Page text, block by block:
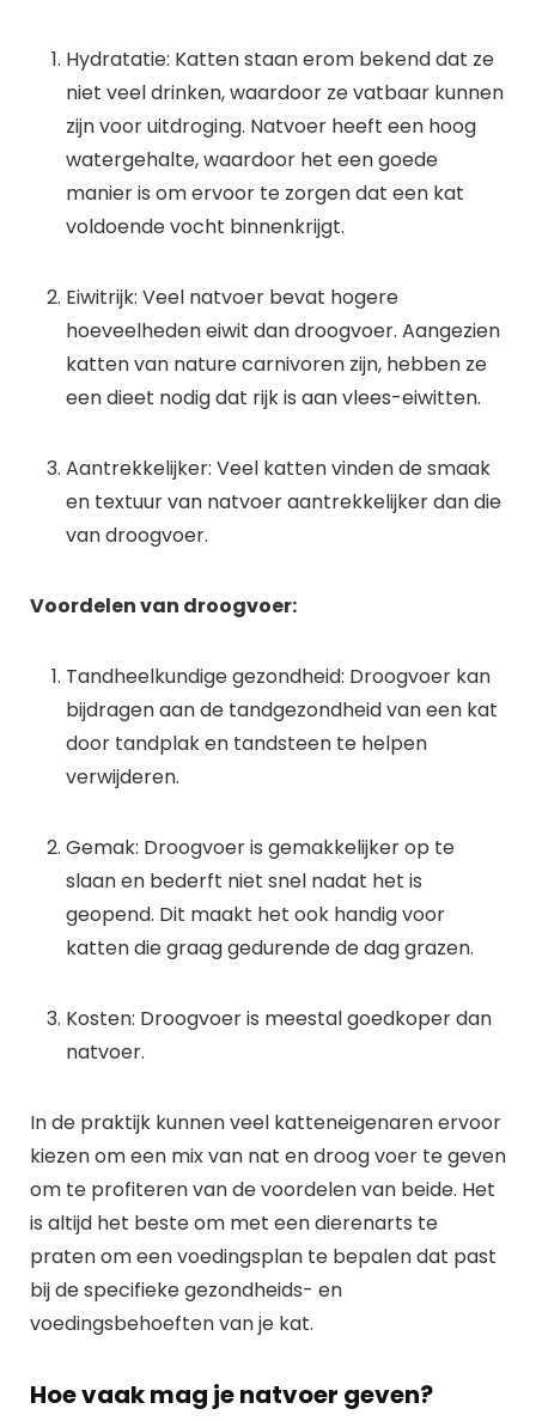
Hydratatie: Katten staan erom bekend dat ze
niet veel drinken, waardoor ze vatbaar kunnen
zijn voor uitdroging. Natvoer heeft een hoog
watergehalte, waardoor het een goede
manier is om ervoor te zorgen dat een kat
voldoende vocht binnenkrijgt.
Eiwitrijk: Veel natvoer bevat hogere
hoeveelheden eiwit dan droogvoer. Aangezien
katten van nature carnivoren zijn, hebben ze
een dieet nodig dat rijk is aan vlees-eiwitten.
Aantrekkelijker: Veel katten vinden de smaak
en textuur van natvoer aantrekkelijker dan die
van droogvoer.
Voordelen van droogvoer:
Tandheelkundige gezondheid: Droogvoer kan
bijdragen aan de tandgezondheid van een kat
door tandplak en tandsteen te helpen
verwijderen.
Gemak: Droogvoer is gemakkelijker op te
slaan en bederft niet snel nadat het is
geopend. Dit maakt het ook handig voor
katten die graag gedurende de dag grazen.
Kosten: Droogvoer is meestal goedkoper dan
natvoer.
In de praktijk kunnen veel katteneigenaren ervoor
kiezen om een mix van nat en droog voer te geven
om te profiteren van de voordelen van beide. Het
is altijd het beste om met een dierenarts te
praten om een voedingsplan te bepalen dat past
bij de specifieke gezondheids- en
voedingsbehoeften van je kat.
Hoe vaak mag je natvoer geven?